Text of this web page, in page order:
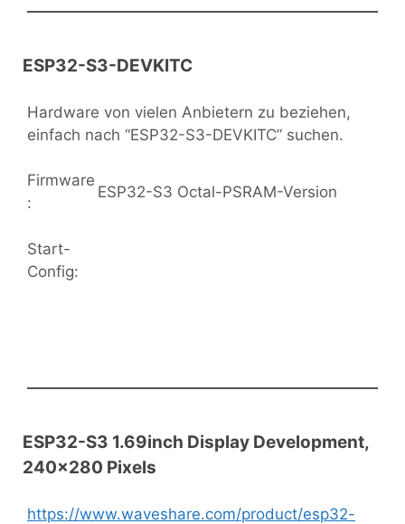
ESP32-S3-DEVKITC
Hardware von vielen Anbietern zu beziehen,
einfach nach “ESP32-S3-DEVKITC” suchen.
Firmware
:
ESP32-S3 Octal-PSRAM-Version
Start-
Config:
ESP32-S3 1.69inch Display Development,
240×280 Pixels
https://www.waveshare.com/product/esp32-